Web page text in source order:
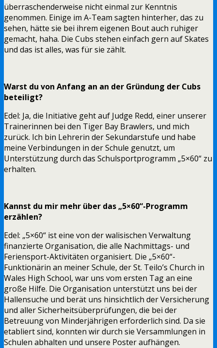
überraschenderweise nicht einmal zur Kenntnis
genommen. Einige im A-Team sagten hinterher, das zu
sehen, hätte sie bei ihrem eigenen Bout auch ruhiger
gemacht, haha. Die Cubs stehen einfach gern auf Skates
und das ist alles, was für sie zählt.
Warst du von Anfang an an der Gründung der Cubs
beteiligt?
Edel: Ja, die Initiative geht auf Judge Redd, einer unserer
Trainerinnen bei den Tiger Bay Brawlers, und mich
zurück. Ich bin Lehrerin der Sekundarstufe und habe
meine Verbindungen in der Schule genutzt, um
Unterstützung durch das Schulsportprogramm „5×60“ zu
erhalten.
Kannst du mir mehr über das „5×60“-Programm
erzählen?
Edel: „5×60“ ist eine von der walisischen Verwaltung
finanzierte Organisation, die alle Nachmittags- und
Feriensport-Aktivitäten organisiert. Die „5×60“-
Funktionärin an meiner Schule, der St. Teilo’s Church in
Wales High School, war uns vom ersten Tag an eine
große Hilfe. Die Organisation unterstützt uns bei der
Hallensuche und berät uns hinsichtlich der Versicherung
und aller Sicherheitsüberprüfungen, die bei der
Betreuung von Minderjährigen erforderlich sind. Da sie
etabliert sind, konnten wir durch sie Versammlungen in
Schulen abhalten und unsere Poster aufhängen.